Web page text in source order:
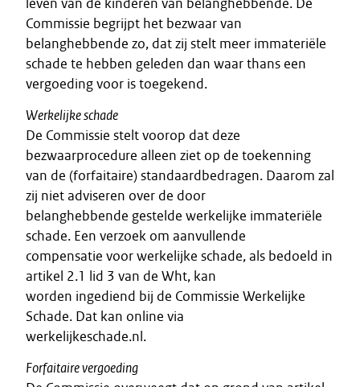
leven van de kinderen van belanghebbende. De
Commissie begrijpt het bezwaar van
belanghebbende zo, dat zij stelt meer immateriële
schade te hebben geleden dan waar thans een
vergoeding voor is toegekend.
Werkelijke schade
De Commissie stelt voorop dat deze
bezwaarprocedure alleen ziet op de toekenning
van de (forfaitaire) standaardbedragen. Daarom zal
zij niet adviseren over de door
belanghebbende gestelde werkelijke immateriële
schade. Een verzoek om aanvullende
compensatie voor werkelijke schade, als bedoeld in
artikel 2.1 lid 3 van de Wht, kan
worden ingediend bij de Commissie Werkelijke
Schade. Dat kan online via
werkelijkeschade.nl.
Forfaitaire vergoeding